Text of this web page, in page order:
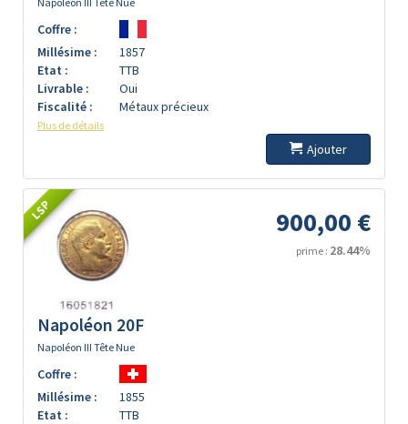
Coffre :
Millésime :
1857
Etat :
TTB
Livrable :
Oui
Fiscalité :
Métaux précieux
Plus de détails
Ajouter
LSP 900,00 €
prime : 28.44%
Napoléon 20F
Napoléon III Tête Nue
Coffre :
Millésime :
1855
Etat :
TTB